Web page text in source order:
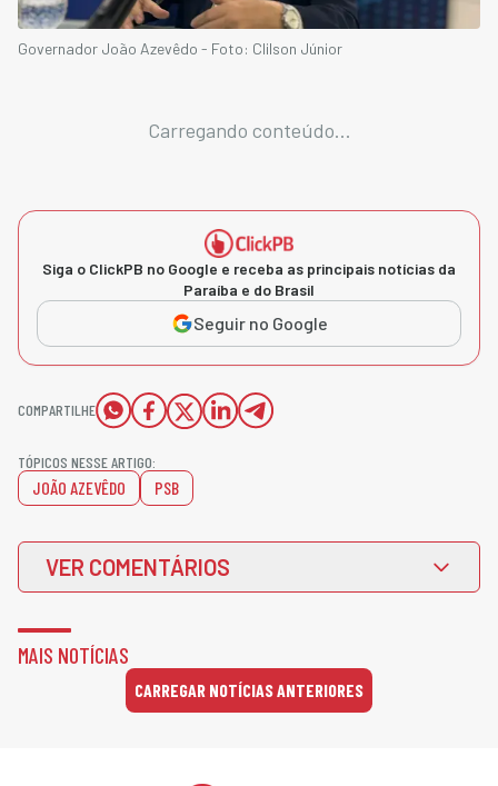
Governador João Azevêdo - Foto: Clilson Júnior
Carregando conteúdo...
Siga o ClickPB no Google e receba as principais notícias da
Paraíba e do Brasil
Seguir no Google
COMPARTILHE
TÓPICOS NESSE ARTIGO:
JOÃO AZEVÊDO PSB
VER COMENTÁRIOS
MAIS NOTÍCIAS
CARREGAR NOTÍCIAS ANTERIORES